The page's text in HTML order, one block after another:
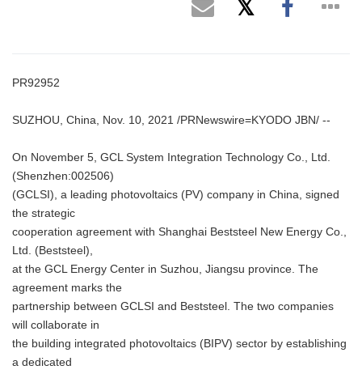
PR92952
SUZHOU, China, Nov. 10, 2021 /PRNewswire=KYODO JBN/ --
On November 5, GCL System Integration Technology Co., Ltd.
(Shenzhen:002506)
(GCLSI), a leading photovoltaics (PV) company in China, signed
the strategic
cooperation agreement with Shanghai Beststeel New Energy Co.,
Ltd. (Beststeel),
at the GCL Energy Center in Suzhou, Jiangsu province. The
agreement marks the
partnership between GCLSI and Beststeel. The two companies
will collaborate in
the building integrated photovoltaics (BIPV) sector by establishing
a dedicated